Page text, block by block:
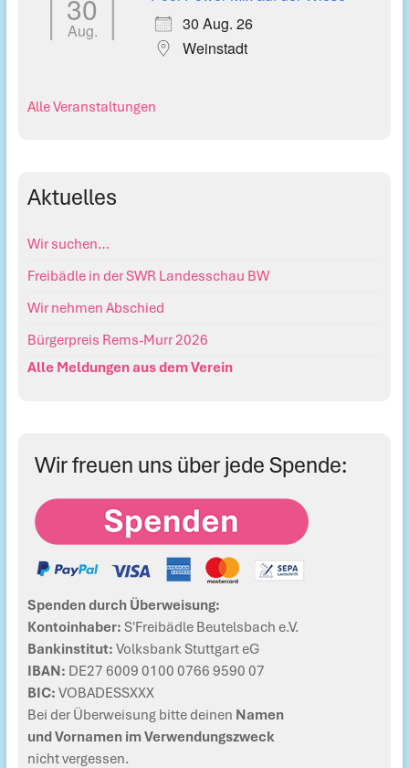
30
Aug.
30 Aug. 26
Weinstadt
Alle Veranstaltungen
Aktuelles
Wir suchen…
Freibädle in der SWR Landesschau BW
Wir nehmen Abschied
Bürgerpreis Rems-Murr 2026
Alle Meldungen aus dem Verein
Wir freuen uns über jede Spende:
Spenden durch Überweisung:
Kontoinhaber: S'Freibädle Beutelsbach e.V.
Bankinstitut: Volksbank Stuttgart eG
IBAN: DE27 6009 0100 0766 9590 07
BIC:VOBADESSXXX
Bei der Überweisung bitte deinen Namen
und Vornamen im Verwendungszweck
nicht vergessen.